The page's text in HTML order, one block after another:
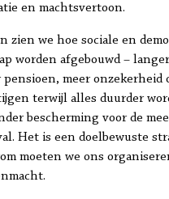
en machtsvertoon.
zien we hoe sociale en
worden afgebouwd –
pensioen, meer onzekerheid
terwijl alles duurder
bescherming voor de
Het is een doelbewuste
moeten we ons